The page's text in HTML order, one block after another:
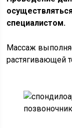
специалистом.
Массаж
растягивающей